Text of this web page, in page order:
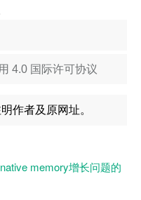
4.0 国际许可协议
作者及原网址。
memory增长问题的